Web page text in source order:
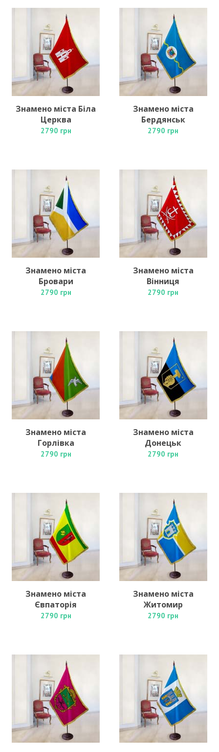
Знамено міста Біла
Церква
2790 грн
Знамено міста
Бердянськ
2790 грн
Знамено міста
Бровари
2790 грн
Знамено міста
Вінниця
2790 грн
Знамено міста
Горлівка
2790 грн
Знамено міста
Донецьк
2790 грн
Знамено міста
Євпаторія
2790 грн
Знамено міста
Житомир
2790 грн